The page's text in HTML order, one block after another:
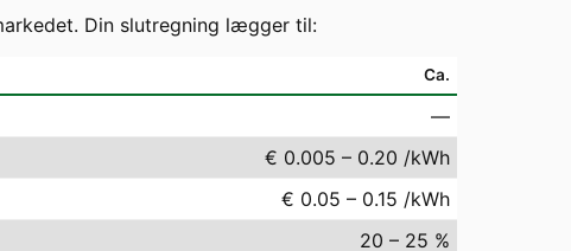
Din slutregning lægger til:
Ca.
—
€ 0.005 – 0.20 /kWh
€ 0.05 – 0.15 /kWh
20 – 25 %